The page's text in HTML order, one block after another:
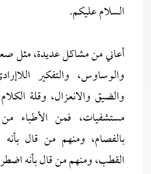
السلام عليكم.
أعاني من مشاكل عديدة، مثل
والوساوس، والتفكير
والضيق والانعزال، وقلة
مستشفيات، فمن الأطباء
بالفصام، ومنهم من قال
القطب، ومنهم من قال بأنه